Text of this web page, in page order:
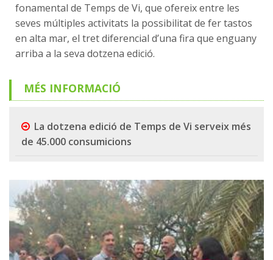
fonamental de Temps de Vi, que ofereix entre les
seves múltiples activitats la possibilitat de fer tastos
en alta mar, el tret diferencial d’una fira que enguany
arriba a la seva dotzena edició.
MÉS INFORMACIÓ
La dotzena edició de Temps de Vi serveix més
de 45.000 consumicions